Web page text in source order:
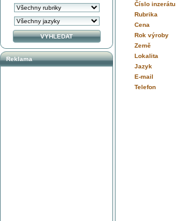
Číslo inzerátu
Rubrika
Cena
Rok výroby
Země
Lokalita
Jazyk
E-mail
Telefon
Reklama